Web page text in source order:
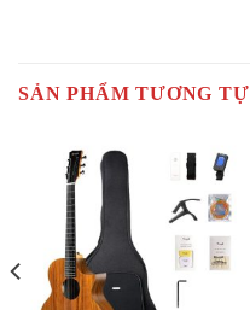
SẢN PHẨM TƯƠNG TỰ